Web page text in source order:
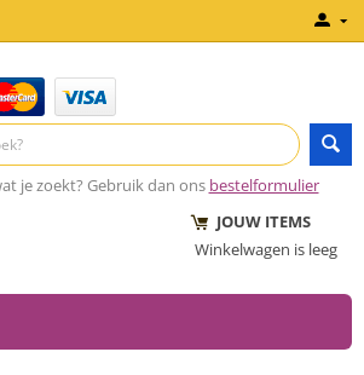
je zoekt? Gebruik dan ons bestelformulier
JOUW ITEMS
Winkelwagen is leeg